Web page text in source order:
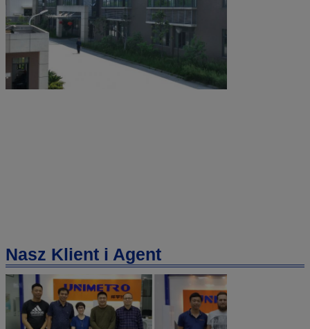
Nasz Klient i Agent